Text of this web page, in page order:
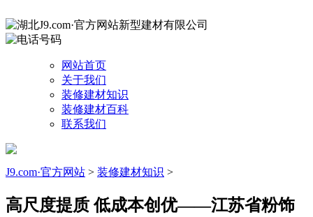
网站首页
关于我们
装修建材知识
装修建材百科
联系我们
J9.com·官方网站 > 装修建材知识 >
高尺度提质 低成本创优——江苏省粉饰